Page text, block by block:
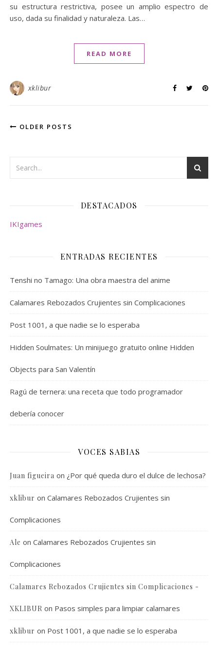
su estructura restrictiva, posee un amplio espectro de
uso, dada su finalidad y naturaleza. Las…
READ MORE
xklibur
OLDER POSTS
DESTACADOS
IKIgames
ENTRADAS RECIENTES
Tenshi no Tamago: Una obra maestra del anime
Calamares Rebozados Crujientes sin Complicaciones
Post 1001, a que nadie se lo esperaba
Hidden Soulmates: Un minijuego gratuito online Hidden
Objects para San Valentín
Ragú de ternera: una receta que todo programador
debería conocer
VOCES SABIAS
Juan figueira on ¿Por qué queda duro el dulce de lechosa?
xklibur on Calamares Rebozados Crujientes sin
Complicaciones
Ale on Calamares Rebozados Crujientes sin
Complicaciones
Calamares Rebozados Crujientes sin Complicaciones -
XKLIBUR on Pasos simples para limpiar calamares
xklibur on Post 1001, a que nadie se lo esperaba